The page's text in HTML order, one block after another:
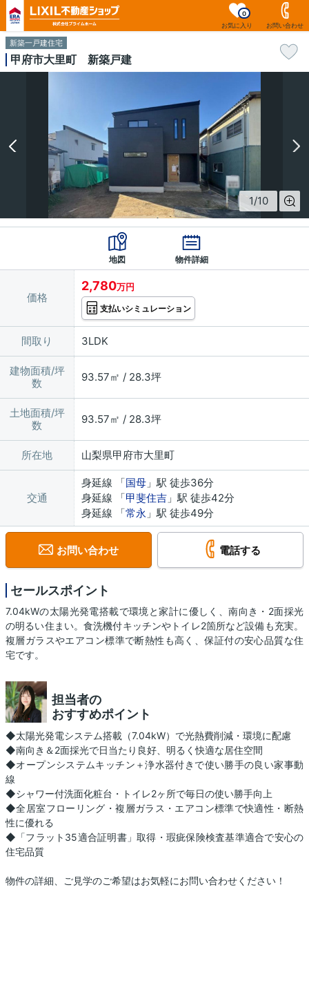
お気に入り
0
お問い合わせ
新築一戸建住宅
甲府市大里町 新築戸建
1/10
地図 物件詳細
価格
2,780万円
支払いシミュレーション
間取り 3LDK
建物面積/坪
数
93.57㎡ / 28.3坪
土地面積/坪
数
93.57㎡ / 28.3坪
所在地 山梨県甲府市大里町
交通
身延線 「国母 」駅 徒歩36分
身延線 「甲斐住吉 」駅 徒歩42分
身延線 「常永 」駅 徒歩49分
お問い合わせ 電話する
セールスポイント
7.04kWの太陽光発電搭載で環境と家計に優しく、南向き・2面採光
の明るい住まい。食洗機付キッチンやトイレ2箇所など設備も充実。
複層ガラスやエアコン標準で断熱性も高く、保証付の安心品質な住
宅です。
担当者の
おすすめポイント
◆太陽光発電システム搭載（7.04kW）で光熱費削減・環境に配慮
◆南向き＆2面採光で日当たり良好、明るく快適な居住空間
◆オープンシステムキッチン＋浄水器付きで使い勝手の良い家事動
線
◆シャワー付洗面化粧台・トイレ2ヶ所で毎日の使い勝手向上
◆全居室フローリング・複層ガラス・エアコン標準で快適性・断熱
性に優れる
◆「フラット35適合証明書」取得・瑕疵保険検査基準適合で安心の
住宅品質
物件の詳細、ご見学のご希望はお気軽にお問い合わせください！